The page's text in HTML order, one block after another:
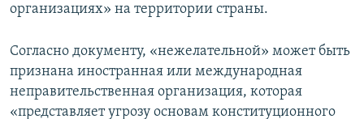
организациях» на территории страны.
Согласно документу, «нежелательной» может быть
признана иностранная или международная
неправительственная организация, которая
«представляет угрозу основам конституционного